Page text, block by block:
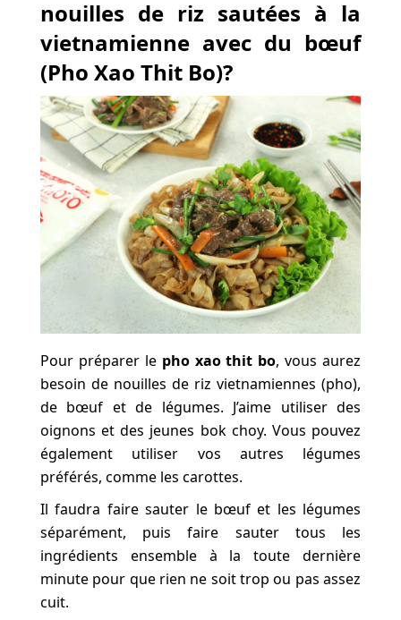
nouilles de riz sautées à la
vietnamienne avec du bœuf
(Pho Xao Thit Bo)?
Pour préparer le pho xao thit bo, vous aurez
besoin de nouilles de riz vietnamiennes (pho),
de bœuf et de légumes. J’aime utiliser des
oignons et des jeunes bok choy. Vous pouvez
également utiliser vos autres légumes
préférés, comme les carottes.
Il faudra faire sauter le bœuf et les légumes
séparément, puis faire sauter tous les
ingrédients ensemble à la toute dernière
minute pour que rien ne soit trop ou pas assez
cuit.